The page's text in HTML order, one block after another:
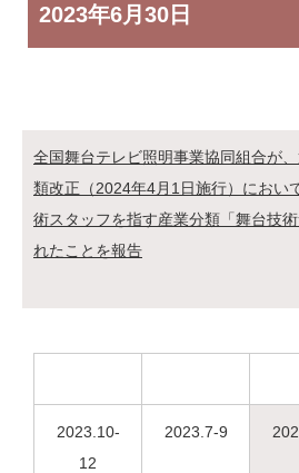
2023年6月30日
全国舞台テレビ照明事業協同組合が
類改正（2024年4月1日施行）におい
術スタッフを指す産業分類「舞台技
れたことを報告
2023.10-
12
2023.7-9